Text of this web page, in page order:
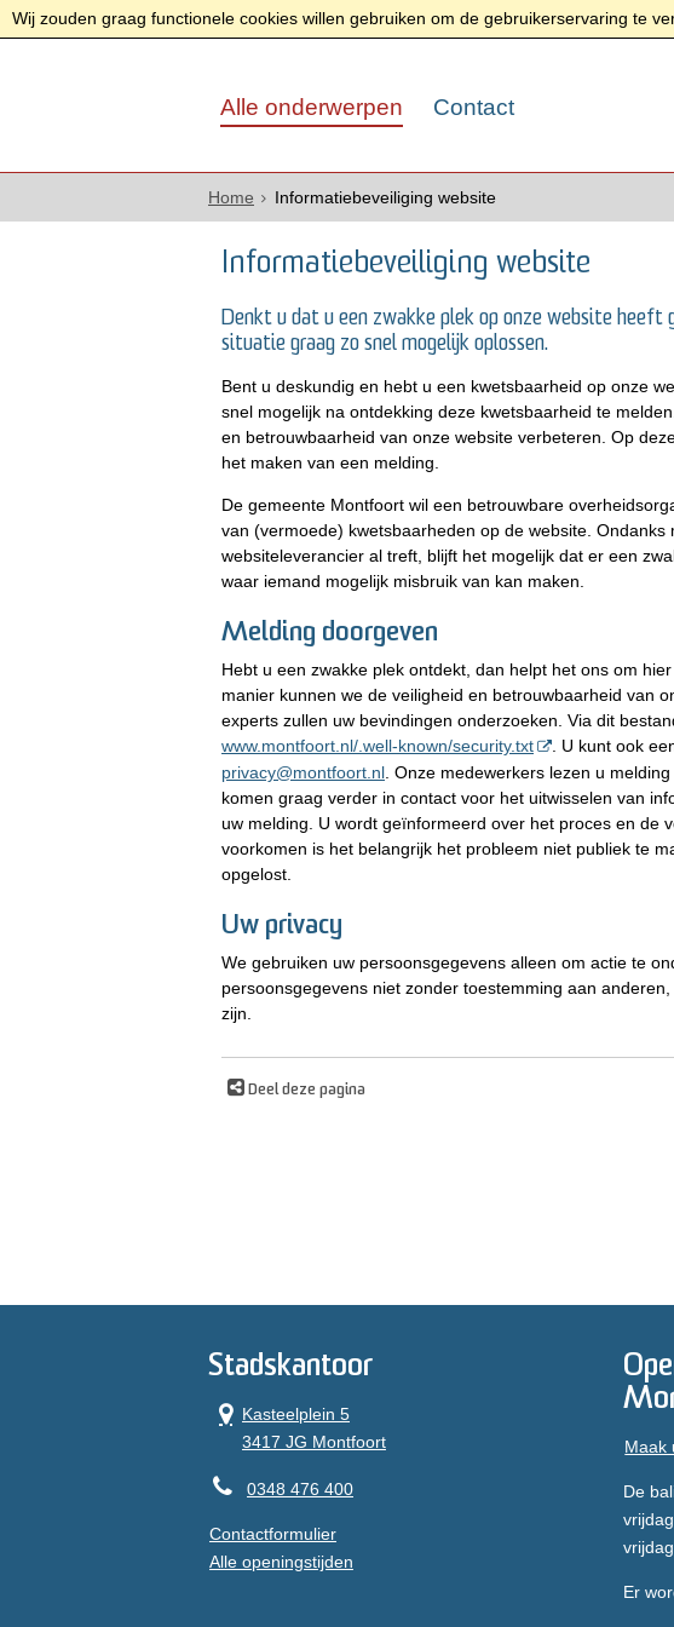
Wij zouden graag functionele cookies willen gebruiken om de gebruikerservaring te
Alle onderwerpen Contact
Home Informatiebeveiliging website
Informatiebeveiliging website
Denkt u dat u een zwakke plek op onze website heeft
situatie graag zo snel mogelijk oplossen.
Bent u deskundig en hebt u een kwetsbaarheid op onze
snel mogelijk na ontdekking deze kwetsbaarheid te
en betrouwbaarheid van onze website verbeteren. Op
het maken van een melding.
De gemeente Montfoort wil een betrouwbare
van (vermoede) kwetsbaarheden op de website.
websiteleverancier al treft, blijft het mogelijk dat er een
waar iemand mogelijk misbruik van kan maken.
Melding doorgeven
Hebt u een zwakke plek ontdekt, dan helpt het ons om
manier kunnen we de veiligheid en betrouwbaarheid van
experts zullen uw bevindingen onderzoeken. Via dit
www.montfoort.nl/.well-known/security.txt
. U kunt ook
privacy@montfoort.nl . Onze medewerkers lezen u
komen graag verder in contact voor het uitwisselen van
uw melding. U wordt geïnformeerd over het proces en de
voorkomen is het belangrijk het probleem niet publiek te
opgelost.
Uw privacy
We gebruiken uw persoonsgegevens alleen om actie te
persoonsgegevens niet zonder toestemming aan
zijn.
Deel deze pagina
Stadskantoor
Kasteelplein 5
3417 JG Montfoort
0348 476 400
Contactformulier
Alle openingstijden
Maak
De
Er